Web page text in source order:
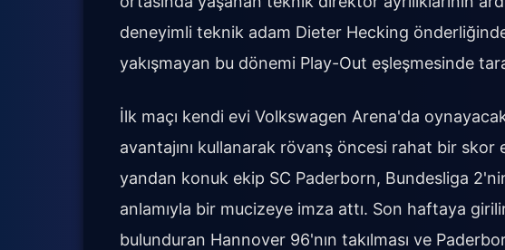
deneyimli teknik adam Dieter Hecking
yakışmayan bu dönemi Play-Out eşleşmesinde
İlk maçı kendi evi Volkswagen Arena'da
avantajını kullanarak rövanş öncesi rahat bir
yandan konuk ekip SC Paderborn, Bundesliga
anlamıyla bir mucizeye imza attı. Son haftaya
bulunduran Hannover 96'nın takılması ve